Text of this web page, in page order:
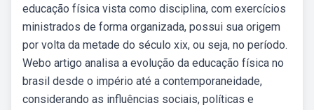
educação física vista como disciplina, com exercícios
ministrados de forma organizada, possui sua origem
por volta da metade do século xix, ou seja, no período.
Webo artigo analisa a evolução da educação física no
brasil desde o império até a contemporaneidade,
considerando as influências sociais, políticas e